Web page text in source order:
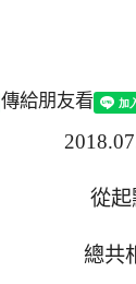
傳給朋友看
從起
總共